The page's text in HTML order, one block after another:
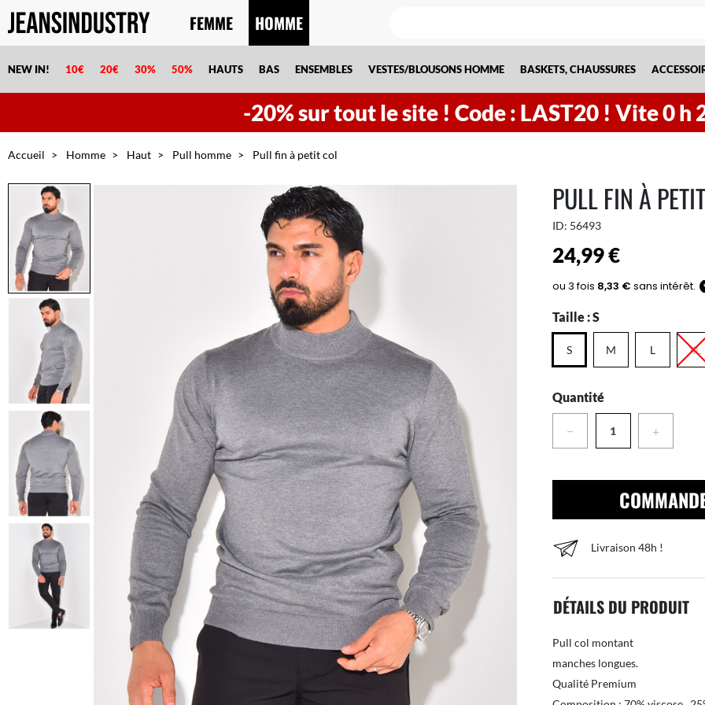
-20% sur tout le site ! Code : LAST20 ! Vite0h
FEMME HOMME
NEW IN! 10€ 20€ 30% 50% HAUTS BAS ENSEMBLES VESTES/BLOUSONS HOMME BASKETS, CHAUSSURES
Accueil Homme Haut Pull homme Pull fin à petit col
PULL FIN À
ID: 56493
24,99 €
Taille :S
S M L XL
Quantité
− +
Livraison 48h !
DÉTAILS DU PRODUIT
Pull col montant
manches longues.
Qualité Premium